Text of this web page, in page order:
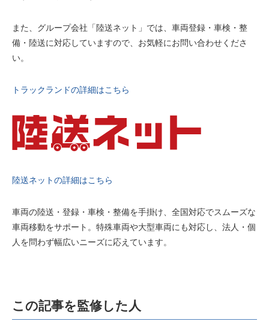
また、グループ会社「陸送ネット」では、車両登録・車検・整
備・陸送に対応していますので、お気軽にお問い合わせくださ
い。
トラックランドの詳細はこちら
陸送ネットの詳細はこちら
車両の陸送・登録・車検・整備を手掛け、全国対応でスムーズな
車両移動をサポート。特殊車両や大型車両にも対応し、法人・個
人を問わず幅広いニーズに応えています。
この記事を監修した人